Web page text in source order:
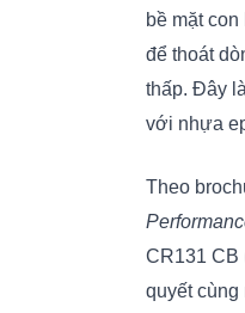
bề mặt
để thoát
thấp. Đây
với nhựa
Theo
CR131 CB
quyết cùng